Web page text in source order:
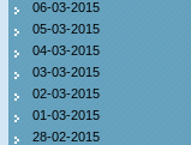
06-03-2015
05-03-2015
04-03-2015
03-03-2015
02-03-2015
01-03-2015
28-02-2015